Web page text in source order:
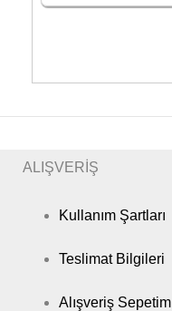
ALIŞVERİŞ
Kullanım Şartları
Teslimat Bilgileri
Alışveriş Sepetim